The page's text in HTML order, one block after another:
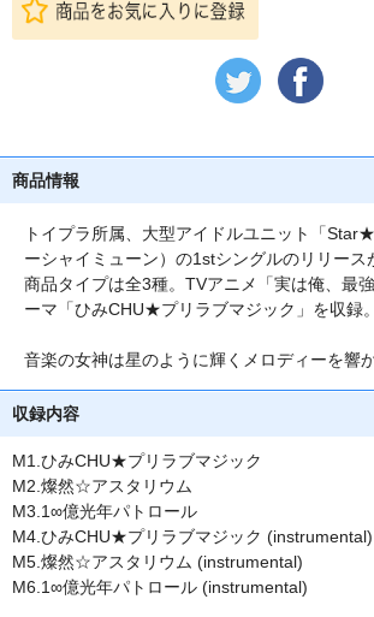
商品情報
トイプラ所属、大型アイドルユニット「
ーシャイミューン）の1stシングルのリリース
商品タイプは全3種。TVアニメ「実は俺、最
ーマ「ひみCHU★プリラブマジック」を収録。
音楽の女神は星のように輝くメロディーを響か
収録内容
M1.ひみCHU★プリラブマジック
M2.燦然☆アスタリウム
M3.1∞億光年パトロール
M4.ひみCHU★プリラブマジック (instrumental)
M5.燦然☆アスタリウム (instrumental)
M6.1∞億光年パトロール (instrumental)